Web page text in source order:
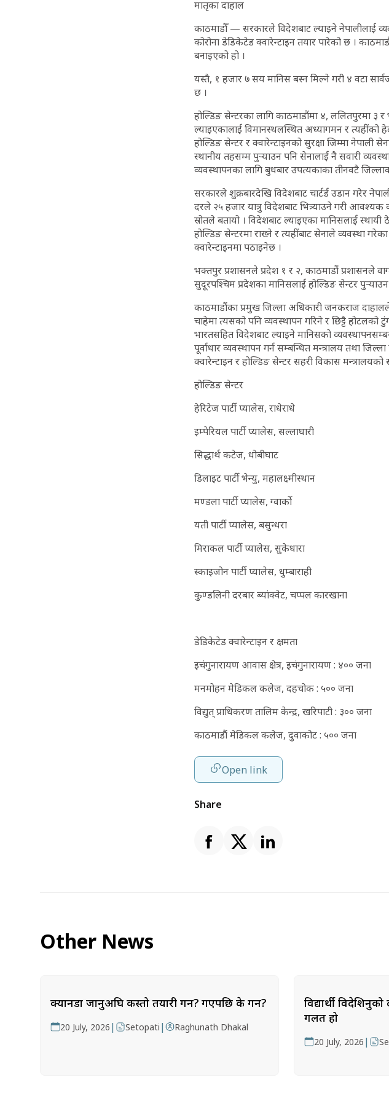
मातृका दाहाल
काठमाडौँ — सरकारले विदेशबाट ल्याइने नेपालीलाई
कोरोना डेडिकेटेड क्वारेन्टाइन तयार पारेको छ ।
बनाइएको हो ।
यस्तै, १ हजार ७ सय मानिस बस्न मिल्ने गरी ४ वटा
छ ।
होल्डिङ सेन्टरका लागि काठमाडौंमा ४, ललितपुरमा ३
ल्याइएकालाई विमानस्थलस्थित अध्यागमन र त्यहींको
होल्डिङ सेन्टर र क्वारेन्टाइनको सुरक्षा जिम्मा नेपाली
स्थानीय तहसम्म पुर्‍याउन पनि सेनालाई नै सवारी
व्यवस्थापनका लागि बुधबार उपत्यकाका तीनवटै
सरकारले शुक्रबारदेखि विदेशबाट चार्टर्ड उडान गरेर
दरले २५ हजार यात्रु विदेशबाट भित्र्याउने गरी
स्रोतले बतायो । विदेशबाट ल्याइएका मानिसलाई
होल्डिङ सेन्टरमा राख्ने र त्यहींबाट सेनाले व्यवस्था
क्वारेन्टाइनमा पठाइनेछ ।
भक्तपुर प्रशासनले प्रदेश १ र २, काठमाडौं प्रशासनले
सुदूरपश्चिम प्रदेशका मानिसलाई होल्डिङ सेन्टर
काठमाडौंका प्रमुख जिल्ला अधिकारी जनकराज
चाहेमा त्यसको पनि व्यवस्थापन गरिने र छिट्टै
भारतसहित विदेशबाट ल्याइने मानिसको
पूर्वाधार व्यवस्थापन गर्न सम्बन्धित मन्त्रालय तथा
क्वारेन्टाइन र होल्डिङ सेन्टर सहरी विकास मन्त्रालयको
होल्डिङ सेन्टर
हेरिटेज पार्टी प्यालेस, राधेराधे
इम्पेरियल पार्टी प्यालेस, सल्लाघारी
सिद्धार्थ कटेज, धोबीघाट
डिलाइट पार्टी भेन्यु, महालक्ष्मीस्थान
मण्डला पार्टी प्यालेस, ग्वार्को
यती पार्टी प्यालेस, बसुन्धरा
मिराकल पार्टी प्यालेस, सुकेधारा
स्काइजोन पार्टी प्यालेस, धुम्बाराही
कुण्डलिनी दरबार ब्यांक्वेट, चप्पल कारखाना
डेडिकेटेड क्वारेन्टाइन र क्षमता
इचंगुनारायण आवास क्षेत्र, इचंगुनारायण : ४०० जना
मनमोहन मेडिकल कलेज, दहचोक : ५०० जना
विद्युत् प्राधिकरण तालिम केन्द्र, खरिपाटी : ३०० जना
काठमाडौं मेडिकल कलेज, दुवाकोट : ५०० जना
Open link
Share
Other News
क्यानडा जानुअघि कस्तो तयारी गर्ने? गएपछि के गर्ने?
20 July, 2026 | Setopati | Raghunath Dhakal
विद्यार्थी
गलत हो
20 July, 2026 |